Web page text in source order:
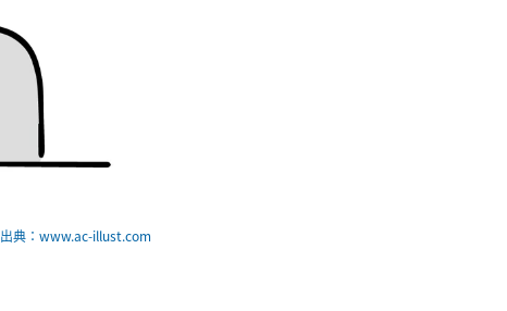
出典：www.ac-illust.com